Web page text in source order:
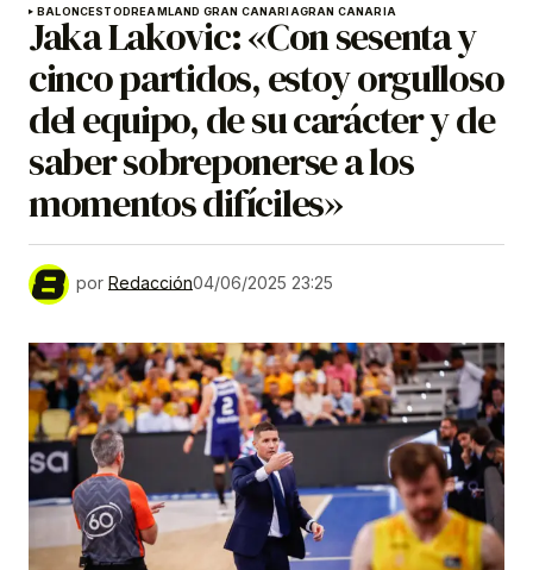
BALONCESTODREAMLAND GRAN CANARIAGRAN CANARIA
Jaka Lakovic: «Con sesenta y
cinco partidos, estoy orgulloso
del equipo, de su carácter y de
saber sobreponerse a los
momentos difíciles»
por Redacción04/06/2025 23:25